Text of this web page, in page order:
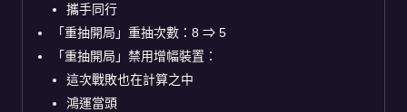
攜手同行
「重抽開局」重抽次數：8 ⇒ 5
「重抽開局」禁用增幅裝置：
這次戰敗也在計算之中
鴻運當頭